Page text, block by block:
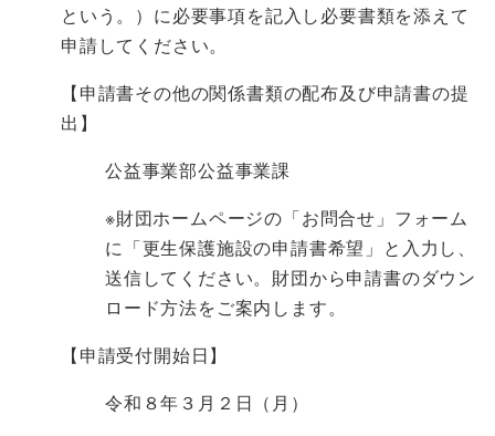
という。）に必要事項を記入し必要書類を添えて
申請してください。
【申請書その他の関係書類の配布及び申請書の提
出】
公益事業部公益事業課
※財団ホームページの「お問合せ」フォーム
に「更生保護施設の申請書希望」と入力し、
送信してください。財団から申請書のダウン
ロード方法をご案内します。
【申請受付開始日】
令和８年３月２日（月）